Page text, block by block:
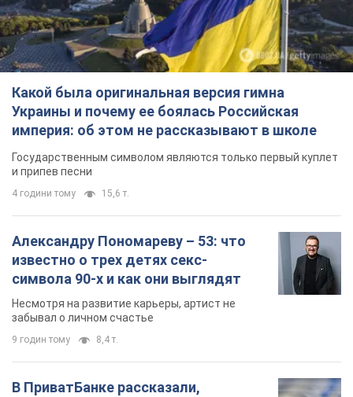
Какой была оригинальная версия гимна
Украины и почему ее боялась Российская
империя: об этом не рассказывают в школе
Государственным символом являются только первый куплет
и припев песни
4 години тому 15,6 т.
Александру Пономареву – 53: что
известно о трех детях секс-
символа 90-х и как они выглядят
Несмотря на развитие карьеры, артист не
забывал о личном счастье
9 годин тому 8,4 т.
В ПриватБанке рассказали,